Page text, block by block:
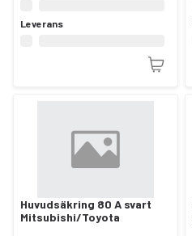
Leverans
Huvudsäkring 80 A svart
Mitsubishi/Toyota